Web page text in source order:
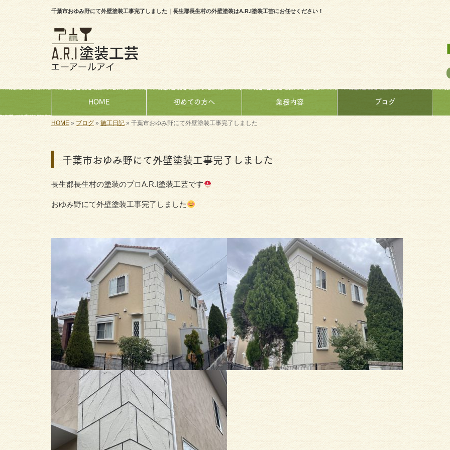
千葉市おゆみ野にて外壁塗装工事完了しました｜長生郡長生村の外壁塗装はA.R.I塗装工芸にお任せください！
HOME 初めての方へ 業務内容 ブログ
HOME » ブログ» 施工日記 » 千葉市おゆみ野にて外壁塗装工事完了しました
千葉市おゆみ野にて外壁塗装工事完了しました
長生郡長生村の塗装のプロA.R.I塗装工芸です
おゆみ野にて外壁塗装工事完了しました